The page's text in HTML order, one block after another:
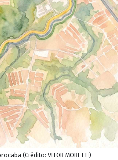
(Crédito: VITOR MORETTI)